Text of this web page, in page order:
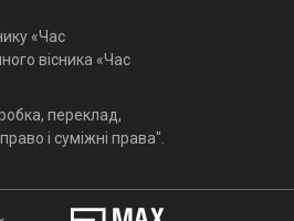
«Час
вісника «Час
переклад,
і суміжні права".